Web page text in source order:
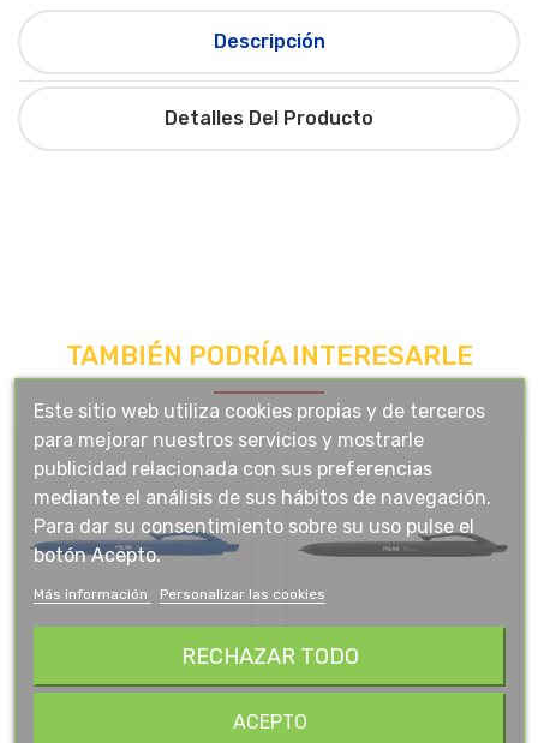
Descripción
Detalles Del Producto
TAMBIÉN PODRÍA INTERESARLE
Este sitio web utiliza cookies propias y de terceros
para mejorar nuestros servicios y mostrarle
publicidad relacionada con sus preferencias
mediante el análisis de sus hábitos de navegación.
Para dar su consentimiento sobre su uso pulse el
botón Acepto.
Más información Personalizar las cookies
RECHAZAR TODO
ACEPTO